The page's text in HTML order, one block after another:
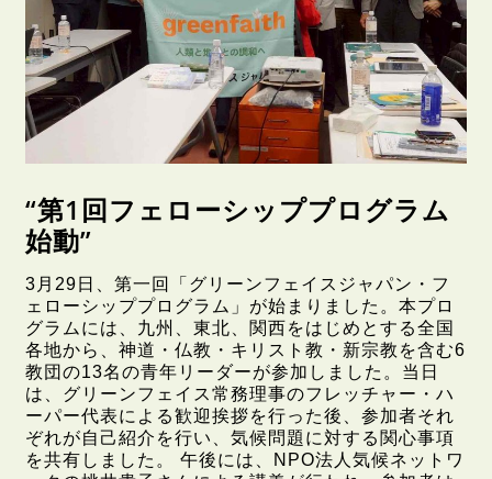
“第1回フェローシッププログラム
始動”
3月29日、第一回「グリーンフェイスジャパン・フ
ェローシッププログラム」が始まりました。本プロ
グラムには、九州、東北、関西をはじめとする全国
各地から、神道・仏教・キリスト教・新宗教を含む6
教団の13名の青年リーダーが参加しました。当日
は、グリーンフェイス常務理事のフレッチャー・ハ
ーパー代表による歓迎挨拶を行った後、参加者それ
ぞれが自己紹介を行い、気候問題に対する関心事項
を共有しました。 午後には、NPO法人気候ネットワ